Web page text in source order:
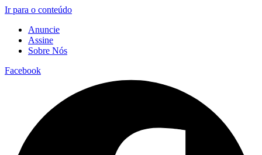
Ir para o conteúdo
Anuncie
Assine
Sobre Nós
Facebook